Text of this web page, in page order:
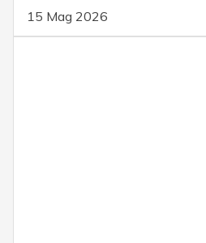
15 Mag 2026